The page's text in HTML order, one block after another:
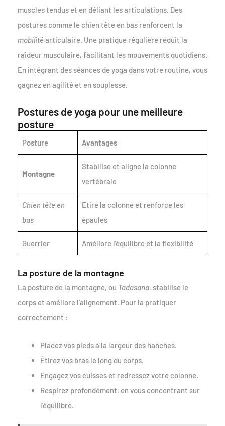
muscles tendus et en déliant les articulations. Des
postures comme le chien tête en bas renforcent la
mobilitéarticulaire. Une pratique régulière réduit la
raideur musculaire, facilitant les mouvements quotidiens.
En intégrant des séances de yoga dans votre routine, vous
gagnez en agilité et en souplesse.
Postures de yoga pour une meilleure
posture
Posture Avantages
Montagne
Stabilise et aligne la colonne
vertébrale
Chien tête en
bas
Étire la colonne et renforce les
épaules
Guerrier Améliore l’équilibre et la flexibilité
La posture de la montagne
La posture de la montagne, ou Tadasana, stabilise le
corps et améliore l’alignement. Pour la pratiquer
correctement :
Placez vos pieds à la largeur des hanches.
Étirez vos bras le long du corps.
Engagez vos cuisses et redressez votre colonne.
Respirez profondément, en vous concentrant sur
l’équilibre.